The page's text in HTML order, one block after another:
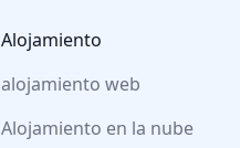
Alojamiento
alojamiento web
Alojamiento en la nube